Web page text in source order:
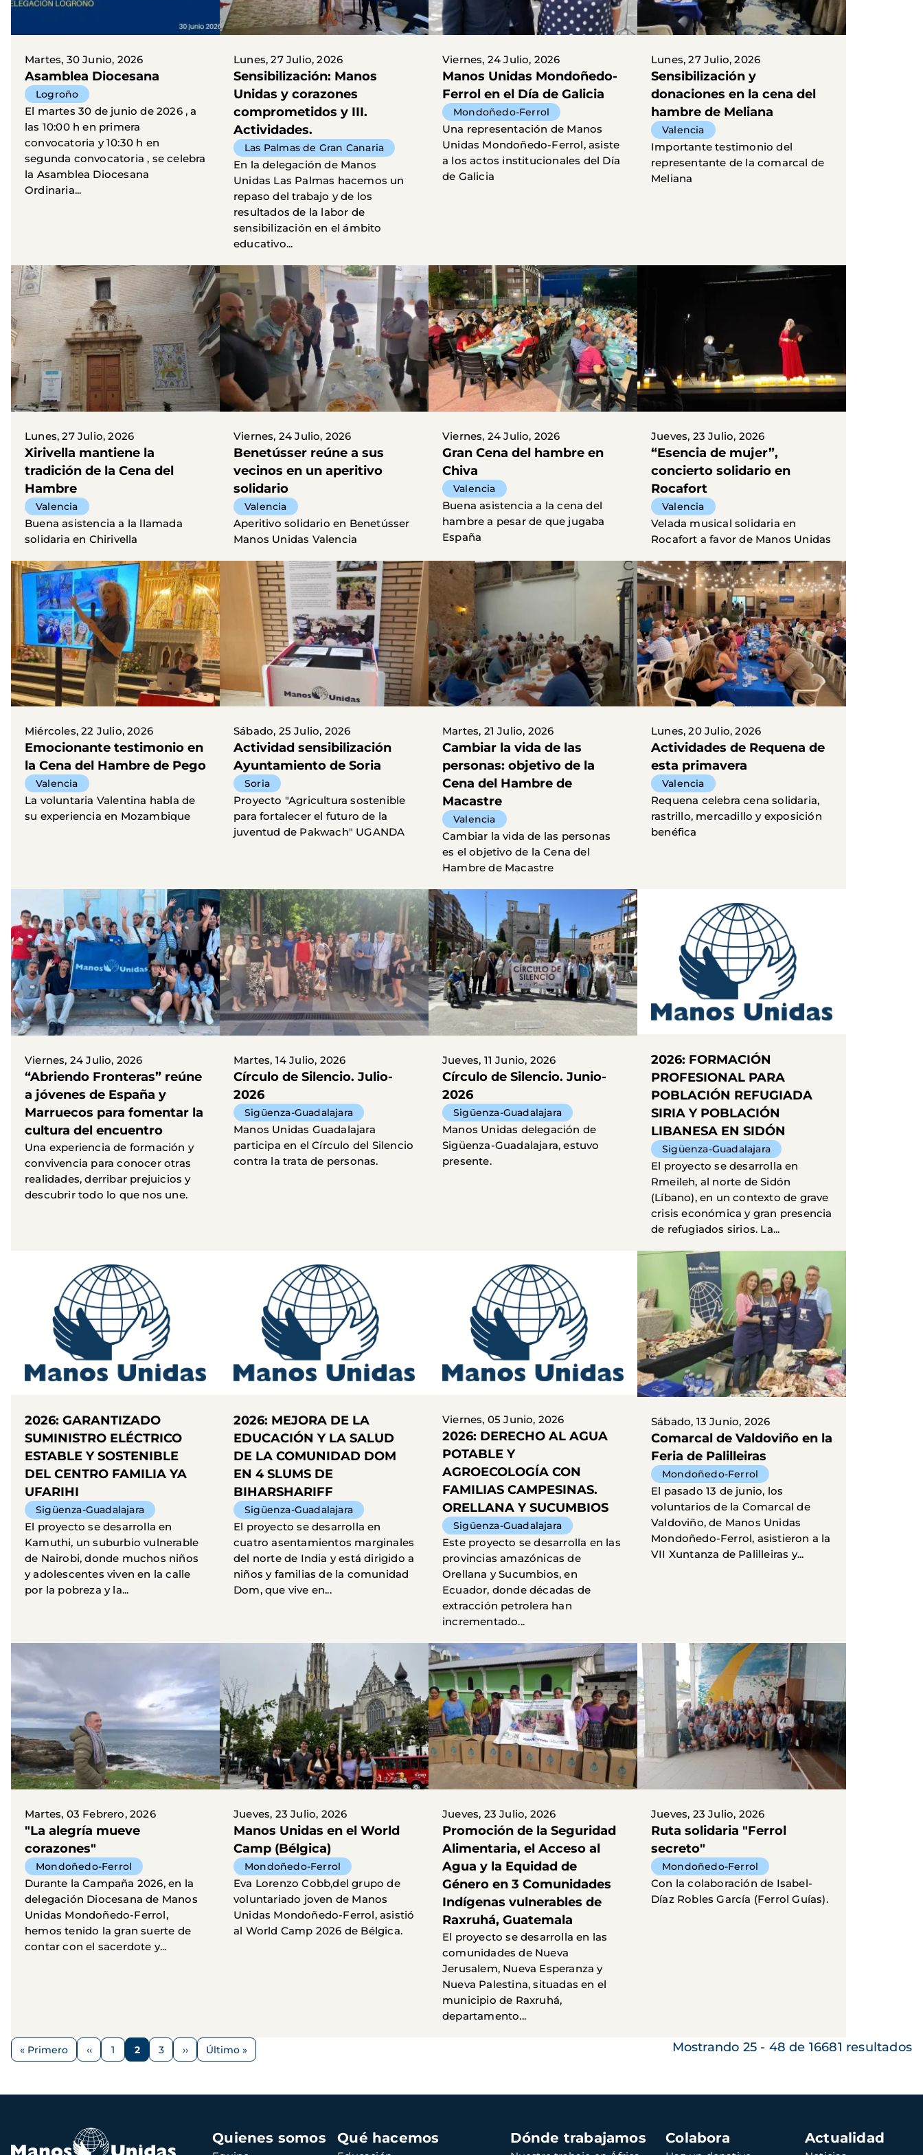
Martes, 30 Junio, 2026
Asamblea Diocesana
Logroño
El martes 30 de junio de 2026 , a
las 10:00 h en primera
convocatoria y 10:30 h en
segunda convocatoria , se celebra
la Asamblea Diocesana
Ordinaria...
Lunes, 27 Julio, 2026
Sensibilización: Manos
Unidas y corazones
comprometidos y III.
Actividades.
Las Palmas de Gran Canaria
En la delegación de Manos
Unidas Las Palmas hacemos un
repaso del trabajo y de los
resultados de la labor de
sensibilización en el ámbito
educativo...
Viernes, 24 Julio, 2026
Manos Unidas Mondoñedo-
Ferrol en el Día de Galicia
Mondoñedo-Ferrol
Una representación de Manos
Unidas Mondoñedo-Ferrol, asiste
a los actos institucionales del Día
de Galicia
Lunes, 27 Julio, 2026
Sensibilización y
donaciones en la cena del
hambre de Meliana
Valencia
Importante testimonio del
representante de la comarcal de
Meliana
Lunes, 27 Julio, 2026
Xirivella mantiene la
tradición de la Cena del
Hambre
Valencia
Buena asistencia a la llamada
solidaria en Chirivella
Viernes, 24 Julio, 2026
Benetússer reúne a sus
vecinos en un aperitivo
solidario
Valencia
Aperitivo solidario en Benetússer
Manos Unidas Valencia
Viernes, 24 Julio, 2026
Gran Cena del hambre en
Chiva
Valencia
Buena asistencia a la cena del
hambre a pesar de que jugaba
España
Jueves, 23 Julio, 2026
“Esencia de mujer”,
concierto solidario en
Rocafort
Valencia
Velada musical solidaria en
Rocafort a favor de Manos Unidas
Miércoles, 22 Julio, 2026
Emocionante testimonio en
la Cena del Hambre de Pego
Valencia
La voluntaria Valentina habla de
su experiencia en Mozambique
Sábado, 25 Julio, 2026
Actividad sensibilización
Ayuntamiento de Soria
Soria
Proyecto "Agricultura sostenible
para fortalecer el futuro de la
juventud de Pakwach" UGANDA
Martes, 21 Julio, 2026
Cambiar la vida de las
personas: objetivo de la
Cena del Hambre de
Macastre
Valencia
Cambiar la vida de las personas
es el objetivo de la Cena del
Hambre de Macastre
Lunes, 20 Julio, 2026
Actividades de Requena de
esta primavera
Valencia
Requena celebra cena solidaria,
rastrillo, mercadillo y exposición
benéfica
Viernes, 24 Julio, 2026
“Abriendo Fronteras” reúne
a jóvenes de España y
Marruecos para fomentar la
cultura del encuentro
Una experiencia de formación y
convivencia para conocer otras
realidades, derribar prejuicios y
descubrir todo lo que nos une.
Martes, 14 Julio, 2026
Círculo de Silencio. Julio-
2026
Sigüenza-Guadalajara
Manos Unidas Guadalajara
participa en el Círculo del Silencio
contra la trata de personas.
Jueves, 11 Junio, 2026
Círculo de Silencio. Junio-
2026
Sigüenza-Guadalajara
Manos Unidas delegación de
Sigüenza-Guadalajara, estuvo
presente.
2026: FORMACIÓN
PROFESIONAL PARA
POBLACIÓN REFUGIADA
SIRIA Y POBLACIÓN
LIBANESA EN SIDÓN
Sigüenza-Guadalajara
El proyecto se desarrolla en
Rmeileh, al norte de Sidón
(Líbano), en un contexto de grave
crisis económica y gran presencia
de refugiados sirios. La...
2026: GARANTIZADO
SUMINISTRO ELÉCTRICO
ESTABLE Y SOSTENIBLE
DEL CENTRO FAMILIA YA
UFARIHI
Sigüenza-Guadalajara
El proyecto se desarrolla en
Kamuthi, un suburbio vulnerable
de Nairobi, donde muchos niños
y adolescentes viven en la calle
por la pobreza y la...
2026: MEJORA DE LA
EDUCACIÓN Y LA SALUD
DE LA COMUNIDAD DOM
EN 4 SLUMS DE
BIHARSHARIFF
Sigüenza-Guadalajara
El proyecto se desarrolla en
cuatro asentamientos marginales
del norte de India y está dirigido a
niños y familias de la comunidad
Dom, que vive en...
Viernes, 05 Junio, 2026
2026: DERECHO AL AGUA
POTABLE Y
AGROECOLOGÍA CON
FAMILIAS CAMPESINAS.
ORELLANA Y SUCUMBIOS
Sigüenza-Guadalajara
Este proyecto se desarrolla en las
provincias amazónicas de
Orellana y Sucumbios, en
Ecuador, donde décadas de
extracción petrolera han
incrementado...
Sábado, 13 Junio, 2026
Comarcal de Valdoviño en la
Feria de Palilleiras
Mondoñedo-Ferrol
El pasado 13 de junio, los
voluntarios de la Comarcal de
Valdoviño, de Manos Unidas
Mondoñedo-Ferrol, asistieron a la
VII Xuntanza de Palilleiras y...
Martes, 03 Febrero, 2026
"La alegría mueve
corazones"
Mondoñedo-Ferrol
Durante la Campaña 2026, en la
delegación Diocesana de Manos
Unidas Mondoñedo-Ferrol,
hemos tenido la gran suerte de
contar con el sacerdote y...
Jueves, 23 Julio, 2026
Manos Unidas en el World
Camp (Bélgica)
Mondoñedo-Ferrol
Eva Lorenzo Cobb,del grupo de
voluntariado joven de Manos
Unidas Mondoñedo-Ferrol, asistió
al World Camp 2026 de Bélgica.
Jueves, 23 Julio, 2026
Promoción de la Seguridad
Alimentaria, el Acceso al
Agua y la Equidad de
Género en 3 Comunidades
Indígenas vulnerables de
Raxruhá, Guatemala
El proyecto se desarrolla en las
comunidades de Nueva
Jerusalem, Nueva Esperanza y
Nueva Palestina, situadas en el
municipio de Raxruhá,
departamento...
Jueves, 23 Julio, 2026
Ruta solidaria "Ferrol
secreto"
Mondoñedo-Ferrol
Con la colaboración de Isabel-
Díaz Robles García (Ferrol Guías).
Paginación
Primera
« Primero
Página
‹‹ Página
1 Página
2 Página
3
Siguiente
››
Última
Último » Mostrando 25 - 48 de 16681 resultados
Navegación
principal
Quienes somos Qué hacemos Dónde trabajamos Colabora Actualidad